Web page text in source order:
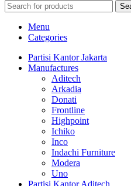
Menu
Categories
Partisi Kantor Jakarta
Manufactures
Aditech
Arkadia
Donati
Frontline
Highpoint
Ichiko
Inco
Indachi Furniture
Modera
Uno
Partisi Kantor Aditech